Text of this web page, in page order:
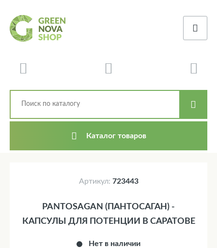
Каталог товаров
Артикул: 723443
Нет в наличии
PANTOSAGAN (ПАНТОСАГАН) -
КАПСУЛЫ ДЛЯ ПОТЕНЦИИ В САРАТОВЕ